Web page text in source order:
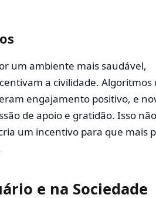
um ambiente mais saudável,
a civilidade. Algoritmos
engajamento positivo, e
de apoio e gratidão. Isso
um incentivo para que mais
e na Sociedade